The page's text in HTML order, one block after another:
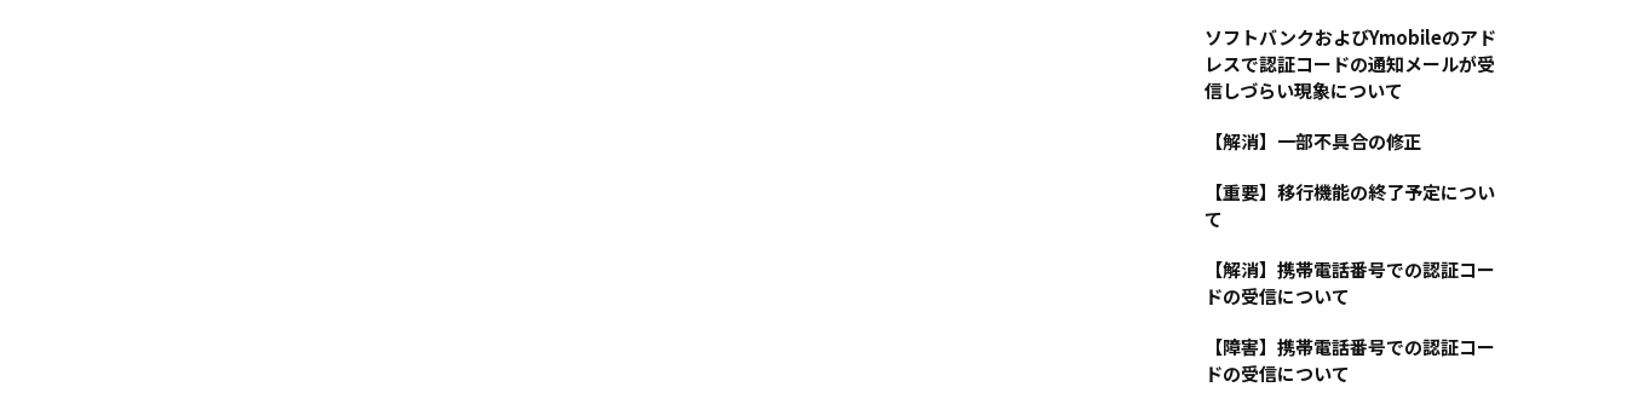
ソフトバンクおよびYmobileのアド
レスで認証コードの通知メールが受
信しづらい現象について
【解消】一部不具合の修正
【重要】移行機能の終了予定につい
て
【解消】携帯電話番号での認証コー
ドの受信について
【障害】携帯電話番号での認証コー
ドの受信について